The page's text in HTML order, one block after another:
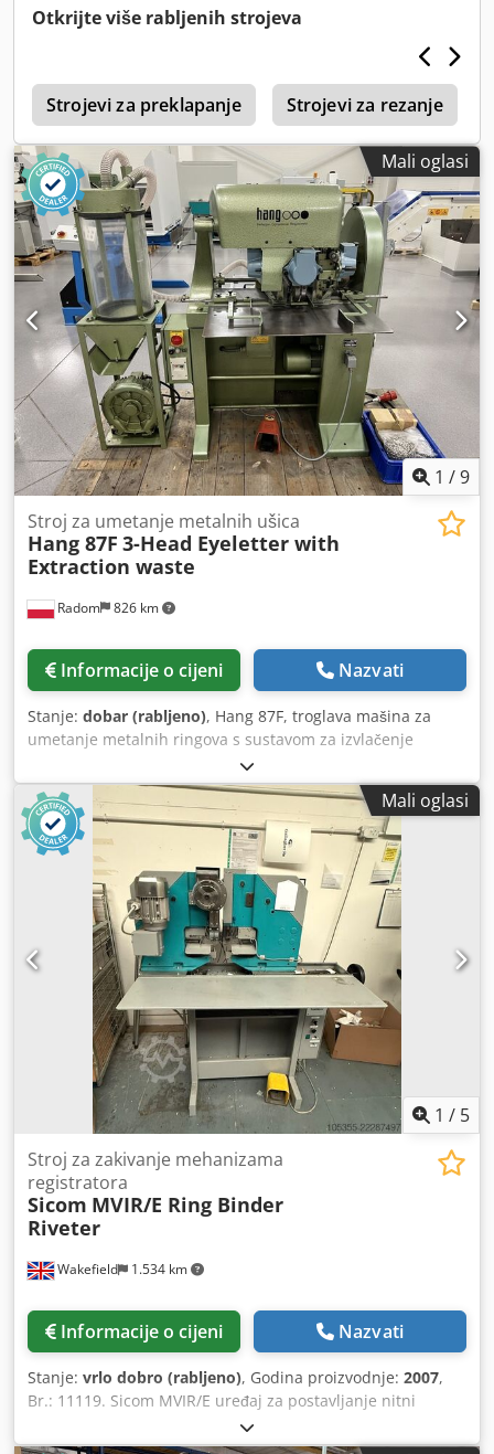
Otkrijte više rabljenih strojeva
Strojevi za preklapanje Strojevi za rezanje
Mali oglasi
1 /9
Radom 826 km
Stroj za umetanje metalnih ušica
Hang 87F 3-Head Eyeletter with
Extraction waste
Informacije o cijeni Nazvati
Stanje: dobar (rabljeno), Hang 87F, troglava mašina za
umetanje metalnih ringova s sustavom za izvlačenje
otpada Proizvođač: Hang Njemačka Vrlo dobro stanje,
nedavno servisirana. Stroj služi za umetanje ringova. Tri
glave s podešavanjem razmaka i mogućnošću deaktivacije
svake pojedine glave. Ugrađen sustav za izvlačenje otpada
neposredno nakon postavljanja ringova. Debljina kartona:
0,2-4 mm Dubina umetanja: 300 mm Dwodpszfwxrefx
Ahpja Razmak između glava: podesiv od 70-320 mm
Vremenski ciklus: 0,5 s Stroj koristi Hang br. 272 rivete.
Težina: 570 kg Napajanje: 380 V Pokretanje ciklusa putem
nožne pedale. Ringovi uključeni.
Mali oglasi
1 / 5
Wakefield 1.534 km
Stroj za zakivanje mehanizama
registratora
Sicom MVIR/E Ring Binder
Riveter
Informacije o cijeni Nazvati
Stanje: vrlo dobro (rabljeno), Godina proizvodnje: 2007,
Br.: 11119. Sicom MVIR/E uređaj za postavljanje nitni
spojeva, 2007. Procesi: Stroj za postavljanje nitni spojeva s
dvostrukom glavom. Dsdpfx Ahozkgflspjwa Ručno